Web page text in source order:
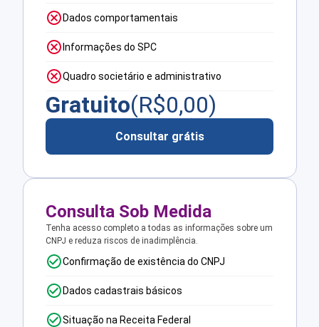
Dados comportamentais
Informações do SPC
Quadro societário e administrativo
Gratuito(R$0,00)
Consultar grátis
Consulta Sob Medida
Tenha acesso completo a todas as informações sobre um
CNPJ e reduza riscos de inadimplência.
Confirmação de existência do CNPJ
Dados cadastrais básicos
Situação na Receita Federal